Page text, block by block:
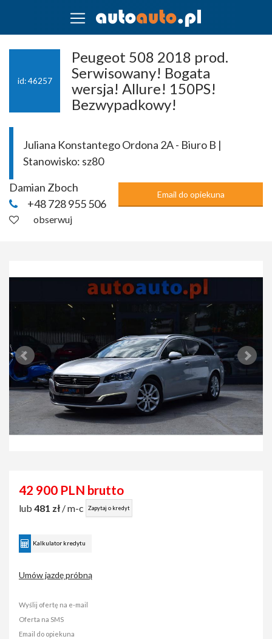
id: 46257
Peugeot 508 2018 prod.
Serwisowany! Bogata
wersja! Allure! 150PS!
Bezwypadkowy!
Juliana Konstantego Ordona 2A - Biuro B |
Stanowisko: sz80
Damian Zboch
+48 728 955 506
Email do opiekuna
obserwuj
42 900 PLN brutto
lub 481 zł / m-c Zapytaj o kredyt
Kalkulator kredytu
Umów jazdę próbną
Wyślij ofertę na e-mail
Oferta na SMS
Email do opiekuna